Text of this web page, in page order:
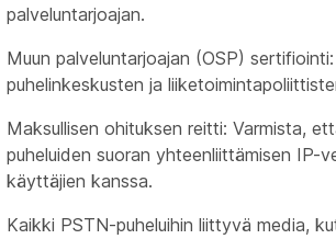
palveluntarjoajan.
Muun palveluntarjoajan (OSP)
puhelinkeskusten ja
Maksullisen ohituksen reitti: Varmista,
puheluiden suoran yhteenliittämisen IP-
käyttäjien kanssa.
Kaikki PSTN-puheluihin liittyvä media,